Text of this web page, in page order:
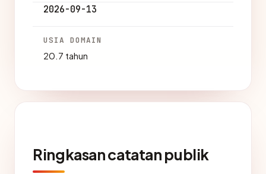
2026-09-13
USIA DOMAIN
20.7 tahun
Ringkasan catatan publik